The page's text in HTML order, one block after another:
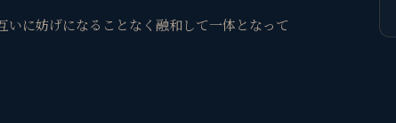
いに妨げになることなく融和して一体となって